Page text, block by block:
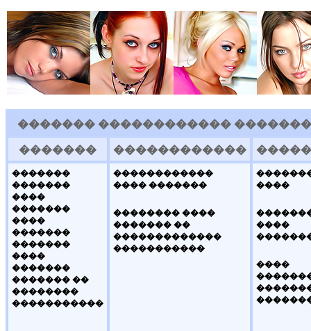
������� ������������
�������
������������
�������
�������
����
�������
����
�������
�������
����
�������
������� ��
��������
�����������
������������
���� �������
�������� ����
������� ��
�������������
�����������
����
����
����